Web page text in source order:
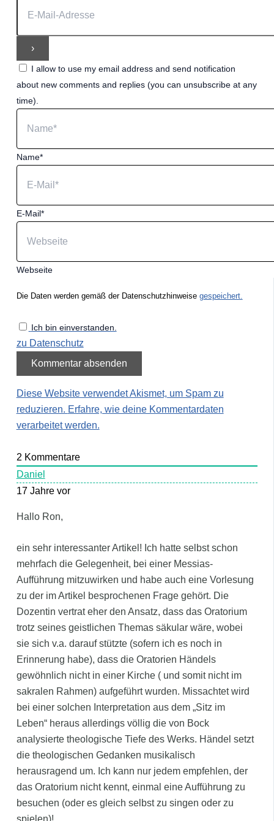
I allow to use my email address and send notification
about new comments and replies (you can unsubscribe at any
time).
Name*
E-Mail*
Webseite
Die Daten werden gemäß der Datenschutzhinweise gespeichert.
Ich bin einverstanden.
zu Datenschutz
Diese Website verwendet Akismet, um Spam zu
reduzieren. Erfahre, wie deine Kommentardaten
verarbeitet werden.
2 Kommentare
Daniel
17 Jahre vor
Hallo Ron,
ein sehr interessanter Artikel! Ich hatte selbst schon
mehrfach die Gelegenheit, bei einer Messias-
Aufführung mitzuwirken und habe auch eine Vorlesung
zu der im Artikel besprochenen Frage gehört. Die
Dozentin vertrat eher den Ansatz, dass das Oratorium
trotz seines geistlichen Themas säkular wäre, wobei
sie sich v.a. darauf stützte (sofern ich es noch in
Erinnerung habe), dass die Oratorien Händels
gewöhnlich nicht in einer Kirche ( und somit nicht im
sakralen Rahmen) aufgeführt wurden. Missachtet wird
bei einer solchen Interpretation aus dem „Sitz im
Leben“ heraus allerdings völlig die von Bock
analysierte theologische Tiefe des Werks. Händel setzt
die theologischen Gedanken musikalisch
herausragend um. Ich kann nur jedem empfehlen, der
das Oratorium nicht kennt, einmal eine Aufführung zu
besuchen (oder es gleich selbst zu singen oder zu